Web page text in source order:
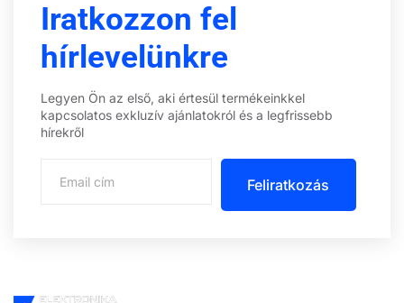
Iratkozzon fel
hírlevelünkre
Legyen Ön az első, aki értesül termékeinkkel
kapcsolatos exkluzív ajánlatokról és a legfrissebb
hírekről
Feliratkozás